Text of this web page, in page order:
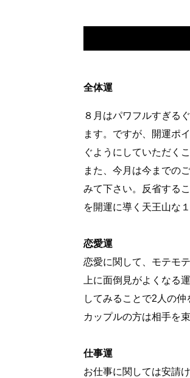
全体運
８月はパワフルすぎる
ます。ですが、開運ポ
ぐようにしていただく
また、今月は今までの
みて下さい。反省する
を開運に導く天王山な
恋愛運
恋愛に関して、モテモ
上に面倒見がよくなる
してみることで2人の仲
カップルの方は相手を
仕事運
お仕事に関しては安請